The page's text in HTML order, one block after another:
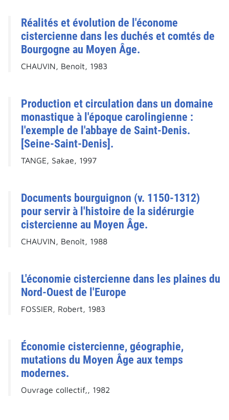
Réalités et évolution de l'économe
cistercienne dans les duchés et comtés de
Bourgogne au Moyen Âge.
CHAUVIN, Benoît, 1983
Production et circulation dans un domaine
monastique à l'époque carolingienne :
l'exemple de l'abbaye de Saint-Denis.
[Seine-Saint-Denis].
TANGE, Sakae, 1997
Documents bourguignon (v. 1150-1312)
pour servir à l'histoire de la sidérurgie
cistercienne au Moyen Âge.
CHAUVIN, Benoît, 1988
L'économie cistercienne dans les plaines du
Nord-Ouest de l'Europe
FOSSIER, Robert, 1983
Économie cistercienne, géographie,
mutations du Moyen Âge aux temps
modernes.
Ouvrage collectif,, 1982